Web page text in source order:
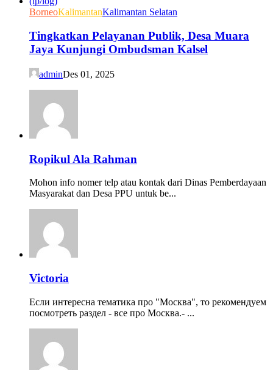
BorneoKalimantanKalimantan Selatan
Tingkatkan Pelayanan Publik, Desa Muara
Jaya Kunjungi Ombudsman Kalsel
adminDes 01, 2025
Ropikul Ala Rahman
Mohon info nomer telp atau kontak dari Dinas Pemberdayaan
Masyarakat dan Desa PPU untuk be...
Victoria
Если интересна тематика про "Москва", то рекомендуем
посмотреть раздел - все про Москва.- ...